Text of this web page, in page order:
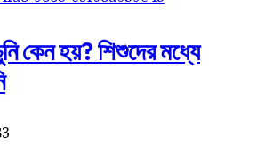
কেন হয়? শিশুদের মধ্যে